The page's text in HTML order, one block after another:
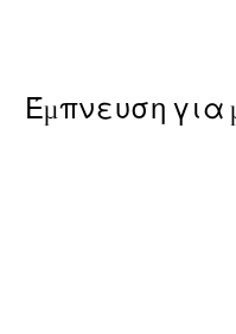
Έμπνευση για